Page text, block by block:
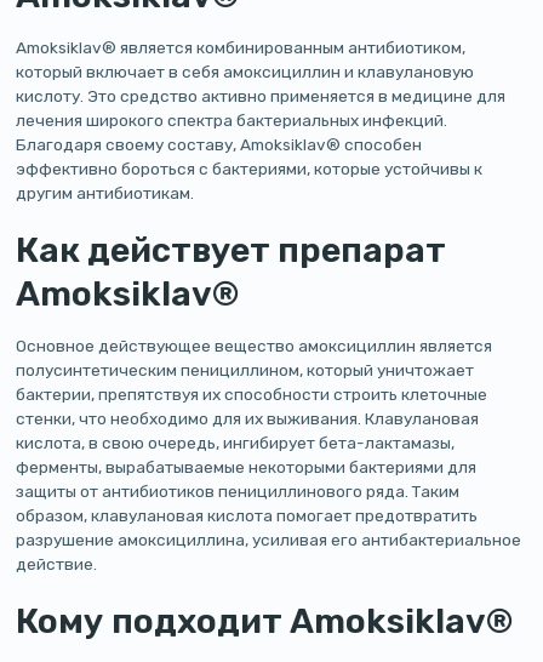
Amoksiklav® является комбинированным антибиотиком,
который включает в себя амоксициллин и клавулановую
кислоту. Это средство активно применяется в медицине для
лечения широкого спектра бактериальных инфекций.
Благодаря своему составу, Amoksiklav® способен
эффективно бороться с бактериями, которые устойчивы к
другим антибиотикам.
Как действует препарат
Amoksiklav®
Основное действующее вещество амоксициллин является
полусинтетическим пенициллином, который уничтожает
бактерии, препятствуя их способности строить клеточные
стенки, что необходимо для их выживания. Клавулановая
кислота, в свою очередь, ингибирует бета-лактамазы,
ферменты, вырабатываемые некоторыми бактериями для
защиты от антибиотиков пенициллинового ряда. Таким
образом, клавулановая кислота помогает предотвратить
разрушение амоксициллина, усиливая его антибактериальное
действие.
Кому подходит Amoksiklav®